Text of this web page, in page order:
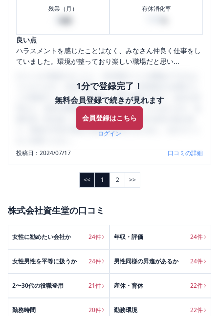
残業（月） 有休消化率
良い点
ハラスメントを感じたことはなく、みなさん仲良く仕事をし
ていました。環境が整っており楽しい職場だと思い...
1分で登録完了！
無料会員登録で続きが見れます
会員登録はこちら
ログイン
うになります。SHEHUB(シーハブ)は、女性限定の企業口コ
ミの投稿サイトです。給与面・女性の働きやすさ・会社の評
判など、女性の転職は気にすべき点がたくさんあります。先
輩社員（元社員）の口コミを通して、本当の会社の姿を知
り、将来の不安や現在の悩みを解消するために、ぜひサイト
投稿日：2024/07/17 口コミの詳細
<< 1 2 >>
株式会社資生堂の口コミ
女性に勧めたい会社か 24件 年収・評価 24件
女性男性を平等に扱うか 24件 男性同様の昇進があるか 24件
2〜30代の役職登用 21件 産休・育休 22件
勤務時間 20件 勤務環境 22件